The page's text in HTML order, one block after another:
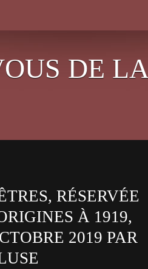
DE LA
RÉSERVÉE
À 1919,
2019 PAR